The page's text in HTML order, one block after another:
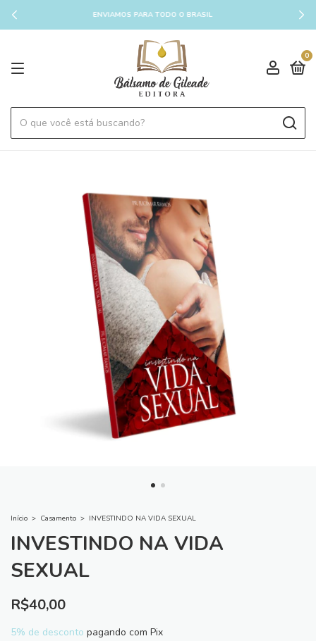
ENVIAMOS PARA TODO O BRASIL
0
Início > Casamento > INVESTINDO NA VIDA SEXUAL
INVESTINDO NA VIDA
SEXUAL
R$40,00
5% de desconto pagando com Pix